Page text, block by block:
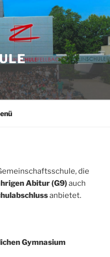
die
Abitur (G9)auch
anbietet.
Gymnasium